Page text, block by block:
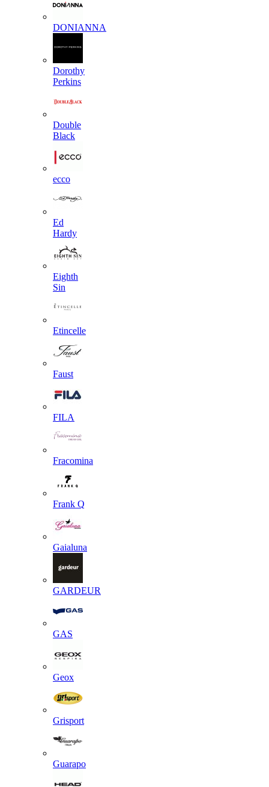
DONIANNA
Dorothy
Perkins
Double
Black
ecco
Ed
Hardy
Eighth
Sin
Etincelle
Faust
FILA
Fracomina
Frank Q
Gaialuna
GARDEUR
GAS
Geox
Grisport
Guarapo